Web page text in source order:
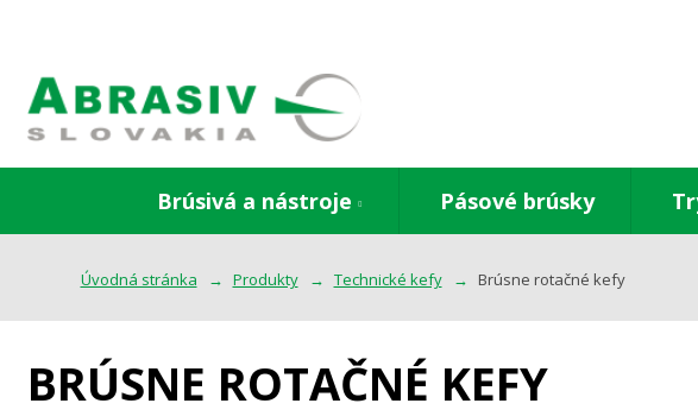
Brúsivá a nástroje Pásové brúsky
Úvodná stránka Produkty Technické kefy Brúsne rotačné kefy
BRÚSNE ROTAČNÉ KEFY